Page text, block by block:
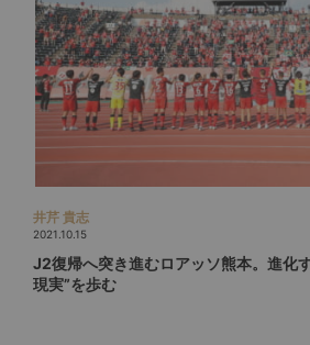
井芹 貴志
2021.10.15
J2復帰へ突き進むロアッソ熊本。進化
現実”を歩む